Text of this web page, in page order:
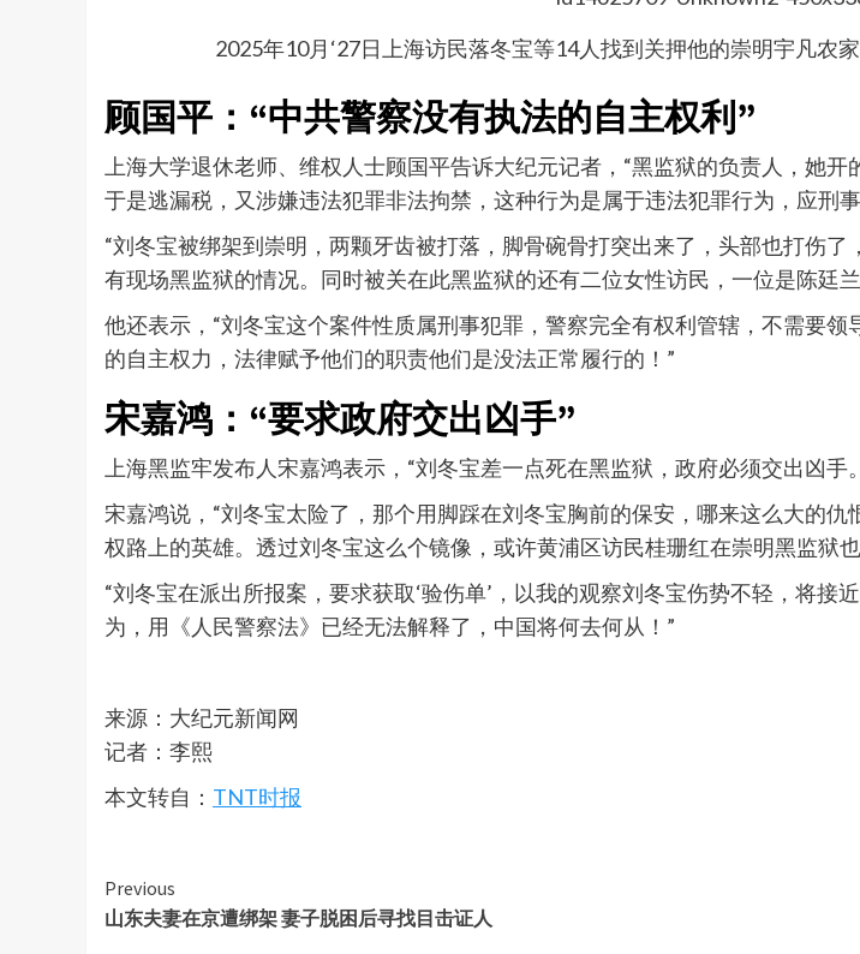
2025年10月‘27日上海访民落冬宝等14人找到关押他的崇明宇凡农
顾国平：“中共警察没有执法的自主权利”
上海大学退休老师、维权人士顾国平告诉大纪元记者，“黑监狱的负责人，她
于是逃漏税，又涉嫌违法犯罪非法拘禁，这种行为是属于违法犯罪行为，应刑
“刘冬宝被绑架到崇明，两颗牙齿被打落，脚骨碗骨打突出来了，头部也打伤
有现场黑监狱的情况。同时被关在此黑监狱的还有二位女性访民，一位是陈廷
他还表示，“刘冬宝这个案件性质属刑事犯罪，警察完全有权利管辖，不需要
的自主权力，法律赋予他们的职责他们是没法正常履行的！”
宋嘉鸿：“要求政府交出凶手”
上海黑监牢发布人宋嘉鸿表示，“刘冬宝差一点死在黑监狱，政府必须交出凶手
宋嘉鸿说，“刘冬宝太险了，那个用脚踩在刘冬宝胸前的保安，哪来这么大的
权路上的英雄。透过刘冬宝这么个镜像，或许黄浦区访民桂珊红在崇明黑监狱
“刘冬宝在派出所报案，要求获取‘验伤单’，以我的观察刘冬宝伤势不轻，将
为，用《人民警察法》已经无法解释了，中国将何去何从！”
来源：大纪元新闻网
记者：李熙
本文转自： TNT时报
Continue
Reading
Previous
山东夫妻在京遭绑架 妻子脱困后寻找目击证人